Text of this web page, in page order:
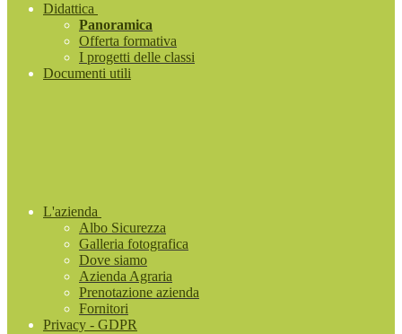
Didattica
Panoramica
Offerta formativa
I progetti delle classi
Documenti utili
L'azienda
Albo Sicurezza
Galleria fotografica
Dove siamo
Azienda Agraria
Prenotazione azienda
Fornitori
Privacy - GDPR